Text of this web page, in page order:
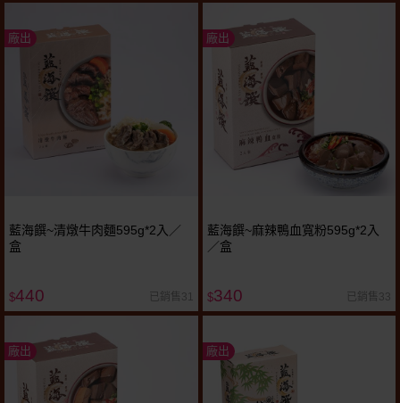
廠出
藍海饌~清燉牛肉麵595g*2入／
盒
$440 已銷售31
廠出
藍海饌~麻辣鴨血寬粉595g*2入
／盒
$340 已銷售33
廠出 廠出